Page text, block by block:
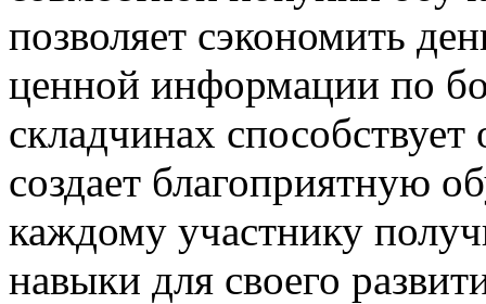
позволяет сэкономить
ценной информации по
складчинах
создает благоприятную
каждому участнику
навыки для своего